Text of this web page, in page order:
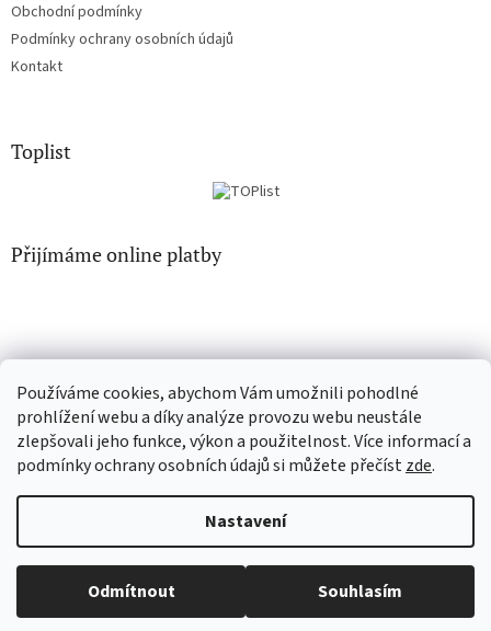
Používáme cookies, abychom Vám umožnili pohodlné
prohlížení webu a díky analýze provozu webu neustále
zlepšovali jeho funkce, výkon a použitelnost. Více informací a
podmínky ochrany osobních údajů si můžete přečístzde.
Nastavení
Odmítnout Souhlasím
Obchodní podmínky
Podmínky ochrany osobních údajů
Kontakt
Toplist
Přijímáme online platby
EN-filmy.cz CD-Soundtrack.cz
Vytvořil Shoptet
Copyright 2026CD-hudba.cz. Všechna práva vyhrazena.Upravit